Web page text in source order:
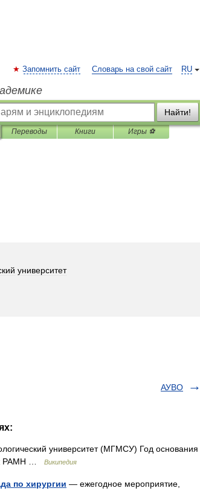
RU
Запомнить сайт Словарь на свой сайт
Найти!
Переводы Книги Игры ⚽
университет
АУВО
университет (МГМСУ) Год основания
РАМН …
Википедия
по хирургии — ежегодное мероприятие,